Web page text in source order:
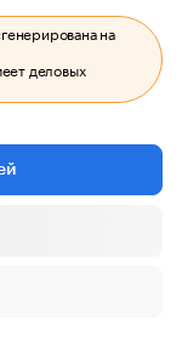
на
деловых